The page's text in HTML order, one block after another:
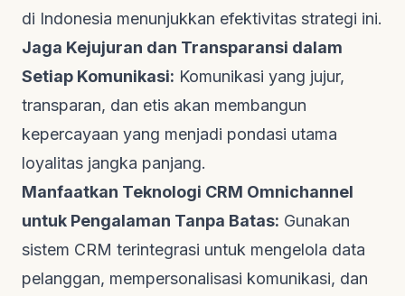
di Indonesia menunjukkan efektivitas strategi ini.
Jaga Kejujuran dan Transparansi dalam
Setiap Komunikasi: Komunikasi yang jujur,
transparan, dan etis akan membangun
kepercayaan yang menjadi pondasi utama
loyalitas jangka panjang.
Manfaatkan Teknologi CRM Omnichannel
untuk Pengalaman Tanpa Batas: Gunakan
sistem CRM terintegrasi untuk mengelola data
pelanggan, mempersonalisasi komunikasi, dan